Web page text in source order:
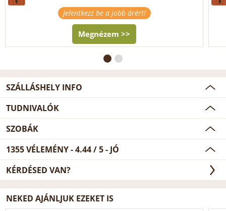
Jelentkezz be a jobb árért!
Megnézem >>
SZÁLLÁSHELY INFO
TUDNIVALÓK
SZOBÁK
1355VÉLEMÉNY -4.44/5- JÓ
KÉRDÉSED VAN?
NEKED AJÁNLJUK EZEKET IS